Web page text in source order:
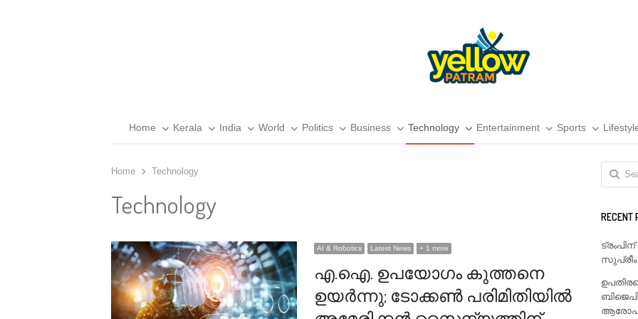
Home Kerala India World Politics Business Technology Entertainment Sports
Home Technology
Technology
AI & Robotics Latest News + 1 more
എ.ഐ. ഉപയോഗം കുത്തനെ
ഉയർന്നു; ടോക്കൺ പരിമിതിയിൽ
Search
for:
RECENT
സുപ്രീം